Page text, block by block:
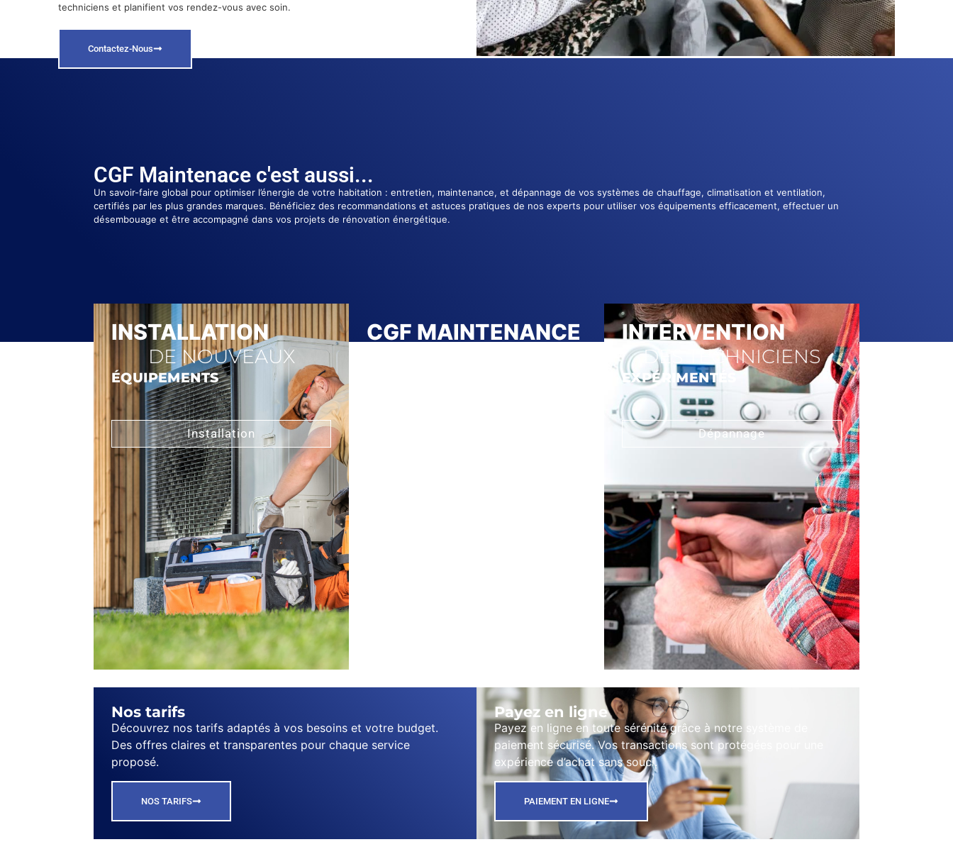
techniciens et planifient vos rendez-vous avec soin.
Contactez-Nous
CGF Maintenace c'est aussi...
Un savoir-faire global pour optimiser l’énergie de votre habitation : entretien, maintenance, et dépannage de vos systèmes de chauffage, climatisation et ventilation,
certifiés par les plus grandes marques. Bénéficiez des recommandations et astuces pratiques de nos experts pour utiliser vos équipements efficacement, effectuer un
désembouage et être accompagné dans vos projets de rénovation énergétique.
INSTALLATION
DE NOUVEAUX
ÉQUIPEMENTS
Installation
CGF MAINTENANCE INTERVENTION
DES TECHNICIENS
EXPÉRIMENTÉS
Dépannage
Nos tarifs
Découvrez nos tarifs adaptés à vos besoins et votre budget.
Des offres claires et transparentes pour chaque service
proposé.
NOS TARIFS
Payez en ligne
Payez en ligne en toute sérénité grâce à notre système de
paiement sécurisé. Vos transactions sont protégées pour une
expérience d’achat sans souci.
PAIEMENT EN LIGNE